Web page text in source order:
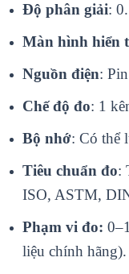
Độ phân giải:
Màn hình hiển
Nguồn điện:
Chế độ đo: 1
Bộ nhớ: Có thể
Tiêu chuẩn đo:
ISO, ASTM,
Phạm vi đo:
liệu chính hãng).